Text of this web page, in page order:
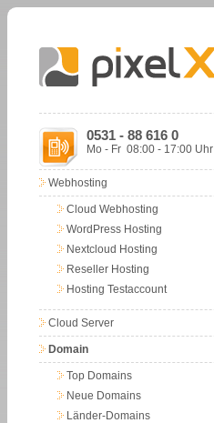
0531 - 88 616 0
Mo - Fr 08:00 - 17:00 Uhr
Webhosting
Cloud Webhosting
WordPress Hosting
Nextcloud Hosting
Reseller Hosting
Hosting Testaccount
Cloud Server
Domain
Top Domains
Neue Domains
Länder-Domains